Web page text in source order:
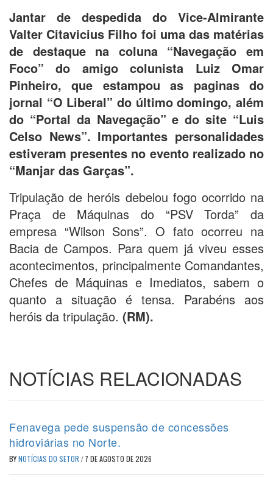
Jantar de despedida do Vice-Almirante
Valter Citavicius Filho foi uma das matérias
de destaque na coluna “Navegação em
Foco” do amigo colunista Luiz Omar
Pinheiro, que estampou as paginas do
jornal “O Liberal” do último domingo, além
do “Portal da Navegação” e do site “Luis
Celso News”. Importantes personalidades
estiveram presentes no evento realizado no
“Manjar das Garças”.
Tripulação de heróis debelou fogo ocorrido na
Praça de Máquinas do “PSV Torda” da
empresa “Wilson Sons”. O fato ocorreu na
Bacia de Campos. Para quem já viveu esses
acontecimentos, principalmente Comandantes,
Chefes de Máquinas e Imediatos, sabem o
quanto a situação é tensa. Parabéns aos
heróis da tripulação. (RM).
NOTÍCIAS RELACIONADAS
Fenavega pede suspensão de concessões
hidroviárias no Norte.
BYNOTÍCIAS DO SETOR / 7 DE AGOSTO DE 2026